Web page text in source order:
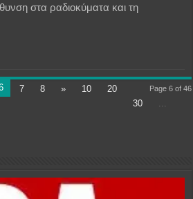
στα ραδιοκύματα και τη
Page 6 of 46
7 8 » 10
20
30